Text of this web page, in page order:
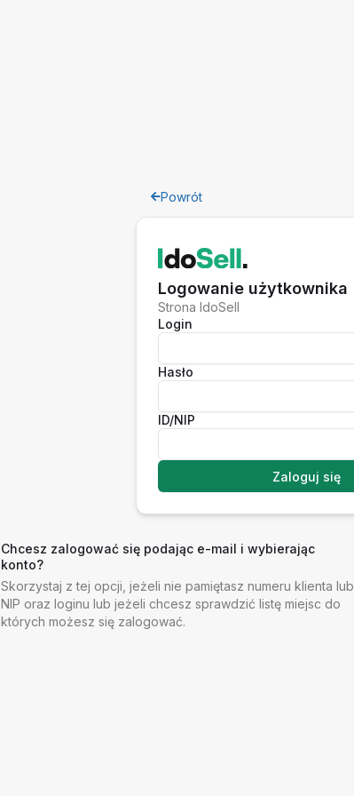
Powrót
Logowanie użytkownika
Strona IdoSell
Login
Hasło
ID/NIP
Zaloguj się
Chcesz zalogować się podając e-mail i wybierając
konto?
Skorzystaj z tej opcji, jeżeli nie pamiętasz numeru klienta lub
NIP oraz loginu lub jeżeli chcesz sprawdzić listę miejsc do
których możesz się zalogować.